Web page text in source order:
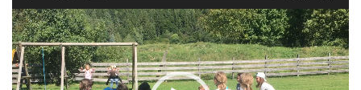
Video-
Player